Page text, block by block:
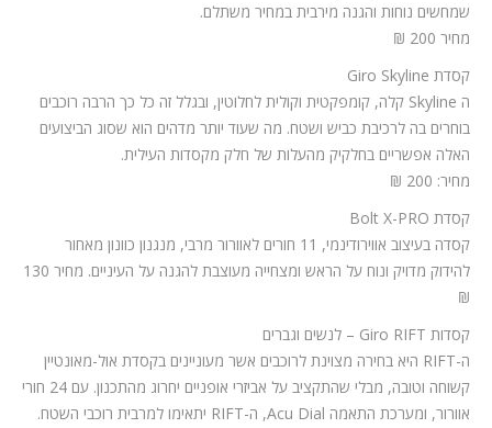
שמחשים נוחות והגנה מירבית במחיר משתלם.
מחיר 200 ₪
קסדת Giro Skyline
ה Skyline קלה, קומפקטית וקולית לחלוטין, ובגלל זה כל כך הרבה רוכבים
בוחרים בה לרכיבת כביש ושטח. מה שעוד יותר מדהים הוא שסוג הביצועים
האלה אפשריים בחלקיק מהעלות של חלק מקסדות העילית.
מחיר: 200 ₪
קסדת Bolt X-PRO
קסדה בעיצוב אווירודינמי, 11 חורים לאוורור מרבי, מנגנון כוונון מאחור
להידוק מדויק ונוח על הראש ומצחייה מעוצבת להגנה על העיניים. מחיר 130
₪
קסדות Giro RIFT – לנשים וגברים
ה-RIFT היא בחירה מצוינת לרוכבים אשר מעוניינים בקסדת אול-מאונטיין
קשוחה וטובה, מבלי שהתקציב על אביזרי אופניים יחרוג מהתכנון. עם 24 חורי
אוורור, ומערכת התאמה Acu Dial, ה-RIFT יתאימו למרבית רוכבי השטח.